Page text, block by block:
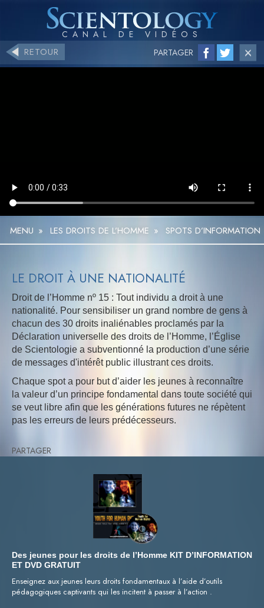
RETOUR PARTAGER
MENU » LES DROITS DE L’HOMME » SPOTS D’INFORMATION
LE DROIT À UNE NATIONALITÉ
Droit de l’Homme nº 15 : Tout individu a droit à une
nationalité. Pour sensibiliser un grand nombre de gens à
chacun des 30 droits inaliénables proclamés par la
Déclaration universelle des droits de l’Homme, l’Église
de Scientologie a subventionné la production d’une série
de messages d'intérêt public illustrant ces droits.
Chaque spot a pour but d’aider les jeunes à reconnaître
la valeur d’un principe fondamental dans toute société qui
se veut libre afin que les générations futures ne répètent
pas les erreurs de leurs prédécesseurs.
PARTAGER
Des jeunes pour les droits de l’Homme KIT D’INFORMATION
ET DVD GRATUIT
Enseignez aux jeunes leurs droits fondamentaux à l’aide d’outils
pédagogiques captivants qui les incitent à passer à l’action .